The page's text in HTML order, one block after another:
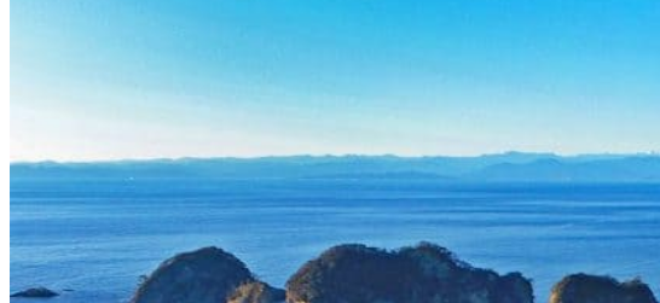
例）1人1泊 17,000円のプランを2名で予約する場合
合計 34,000円の宿泊料金から 10,000円をクーポンで割引
さらに、対象地域にお住まいの方は『しずおか元気旅』の旅行券も併用
※クーポン適用後の宿泊料金がしずおか元気旅の利用条件を満たしてい